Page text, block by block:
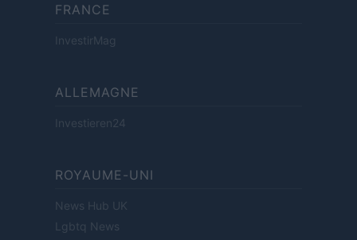
FRANCE
InvestirMag
ALLEMAGNE
Investieren24
ROYAUME-UNI
News Hub UK
Lgbtq News